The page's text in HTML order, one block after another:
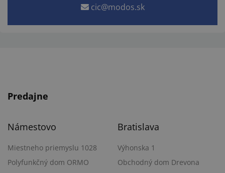
cic@modos.sk
Predajne
Námestovo
Miestneho priemyslu 1028
Polyfunkčný dom ORMO
Bratislava
Výhonska 1
Obchodný dom Drevona